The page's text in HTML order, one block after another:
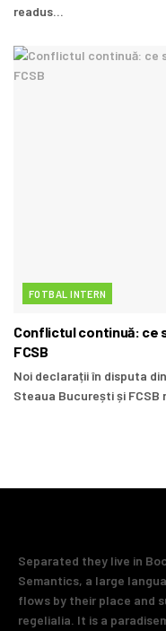
readus...
FOTBAL INTERN
Conflictul continuă: ce
FCSB
Noi declarații în disputa
Steaua București și
Separated they live in
Semantics, a large
flows by their place and
regelialia. It is a